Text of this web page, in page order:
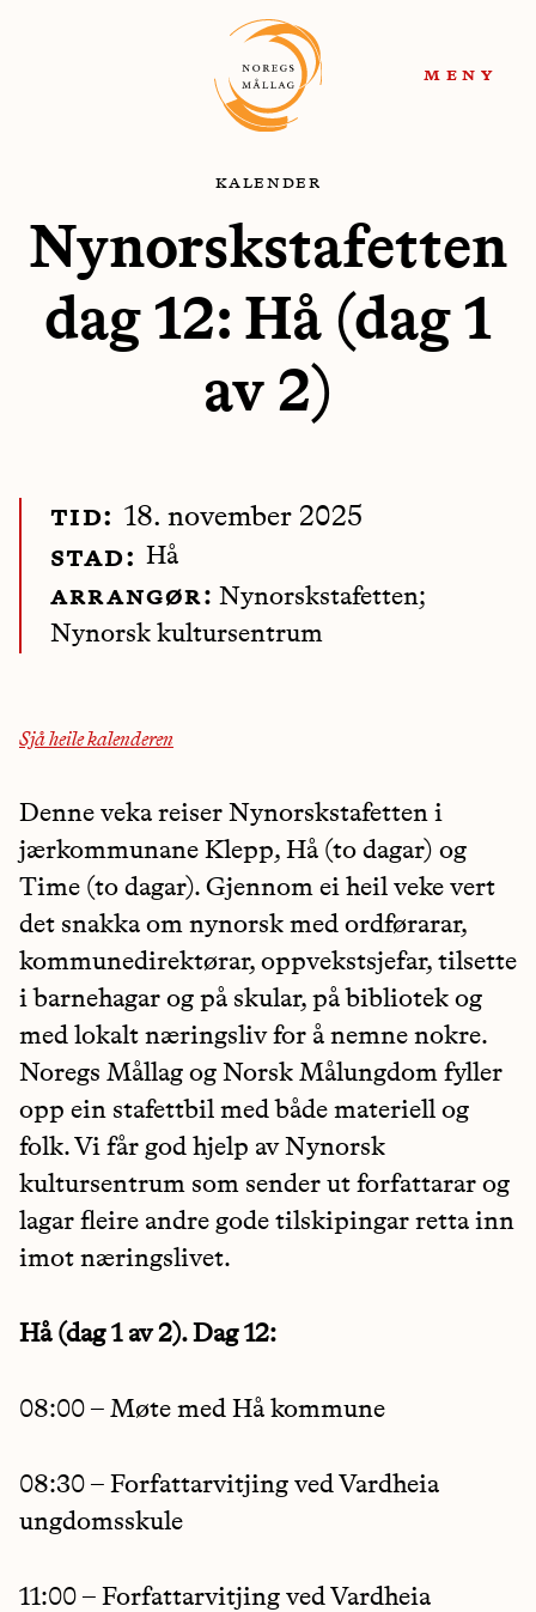
meny
kalender
Nynorskstafetten
dag 12: Hå (dag 1
av 2)
tid: 18. november 2025
stad: Hå
arrangør: Nynorskstafetten;
Nynorsk kultursentrum
Sjå heile kalenderen
Denne veka reiser Nynorskstafetten i
jærkommunane Klepp, Hå (to dagar) og
Time (to dagar). Gjennom ei heil veke vert
det snakka om nynorsk med ordførarar,
kommunedirektørar, oppvekstsjefar, tilsette
i barnehagar og på skular, på bibliotek og
med lokalt næringsliv for å nemne nokre.
Noregs Mållag og Norsk Målungdom fyller
opp ein stafettbil med både materiell og
folk. Vi får god hjelp av Nynorsk
kultursentrum som sender ut forfattarar og
lagar fleire andre gode tilskipingar retta inn
imot næringslivet.
Hå (dag 1 av 2). Dag 12:
08:00 – Møte med Hå kommune
08:30 – Forfattarvitjing ved Vardheia
ungdomsskule
11:00 – Forfattarvitjing ved Vardheia